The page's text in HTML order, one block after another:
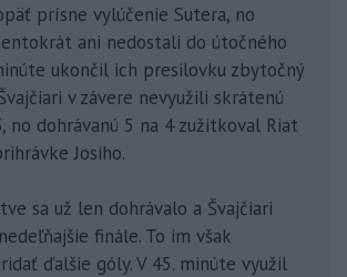
prísne vylúčenie Sutera, no
ani nedostali do útočného
ukončil ich presilovku zbytočný
v závere nevyužili skrátenú
no dohrávanú 5 na 4 zužitkoval Riat
Josiho.
sa už len dohrávalo a Švajčiari
finále. To im však
ďalšie góly. V 45. minúte využil